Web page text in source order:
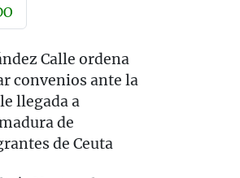
Calle ordena
convenios ante la
llegada a
de
de Ceuta